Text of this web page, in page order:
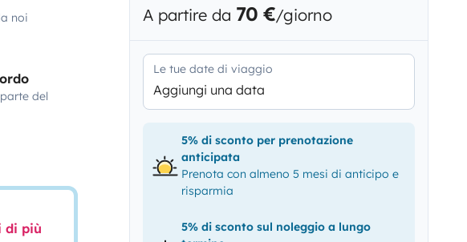
noi
del
di più
A partire da 70 €/giorno
Le tue date di viaggio
Aggiungi una data
5% di sconto per prenotazione
anticipata
Prenota con almeno 5 mesi di anticipo e
risparmia
5% di sconto sul noleggio a lungo